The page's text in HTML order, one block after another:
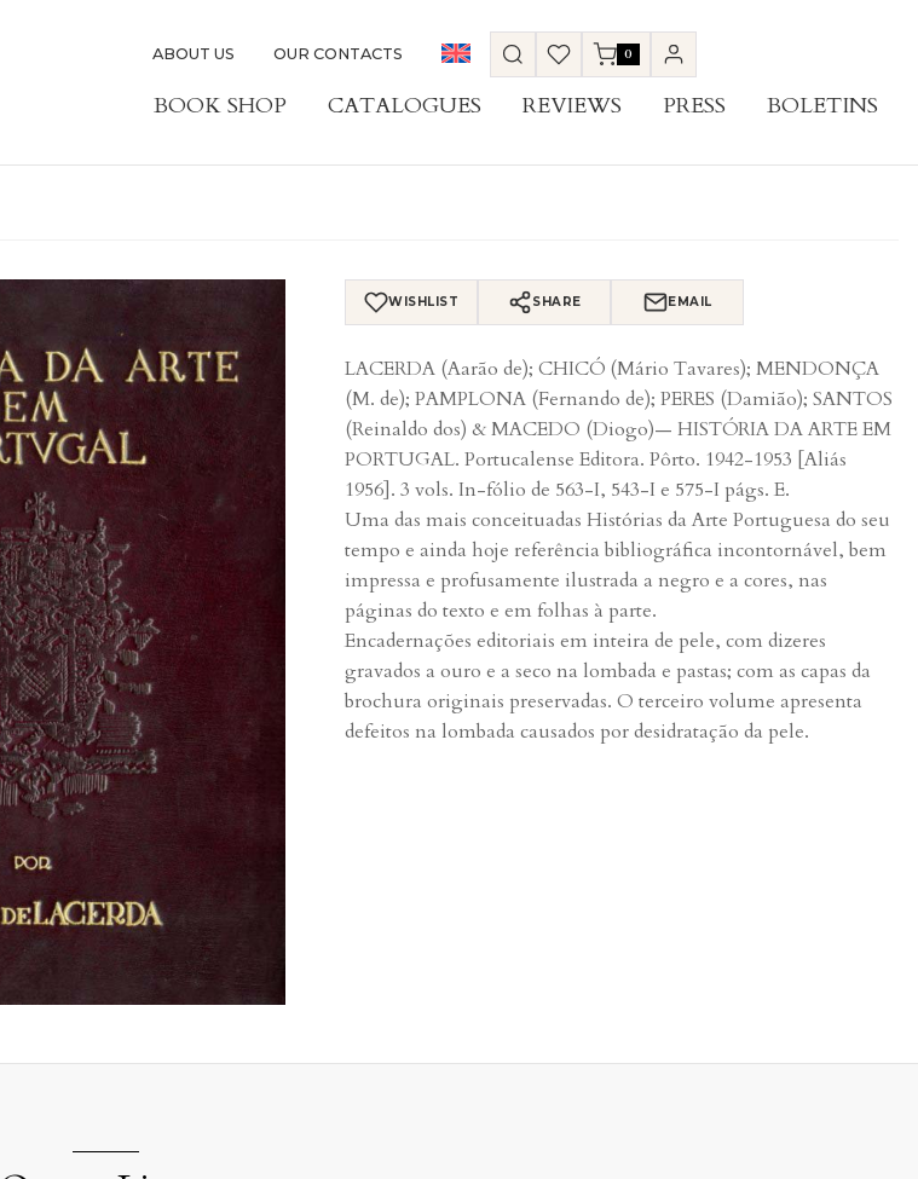
ABOUT US OUR CONTACTS 0
BOOK SHOP CATALOGUES REVIEWS PRESS BOLETINS
WISHLIST SHARE EMAIL
LACERDA (Aarão de); CHICÓ (Mário Tavares); MENDONÇA
(M. de); PAMPLONA (Fernando de); PERES (Damião); SANTOS
(Reinaldo dos) & MACEDO (Diogo)— HISTÓRIA DA ARTE EM
PORTUGAL. Portucalense Editora. Pôrto. 1942-1953 [Aliás
1956]. 3 vols. In-fólio de 563-I, 543-I e 575-I págs. E.
Uma das mais conceituadas Histórias da Arte Portuguesa do seu
tempo e ainda hoje referência bibliográfica incontornável, bem
impressa e profusamente ilustrada a negro e a cores, nas
páginas do texto e em folhas à parte.
Encadernações editoriais em inteira de pele, com dizeres
gravados a ouro e a seco na lombada e pastas; com as capas da
brochura originais preservadas. O terceiro volume apresenta
defeitos na lombada causados por desidratação da pele.